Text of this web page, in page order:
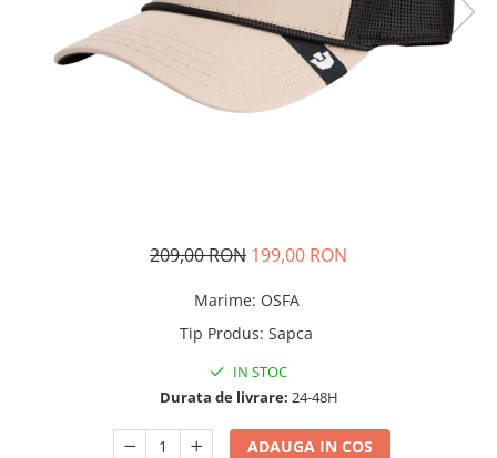
Pantaloni lungi copii
Bluze copii
209,00 RON 199,00 RON
Marime: OSFA
Tip Produs: Sapca
IN STOC
Durata de livrare: 24-48H
ADAUGA IN COS